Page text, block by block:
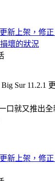
更新上架，修
壞的狀況
Sur 11.2.1
口就又推出全
更新上架，修